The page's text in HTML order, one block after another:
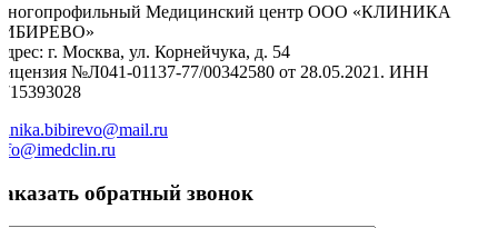
Медицинский центр ООО «КЛИНИКА
г. Москва, ул. Корнейчука, д. 54
№Л041-01137-77/00342580 от 28.05.2021. ИНН
обратный звонок